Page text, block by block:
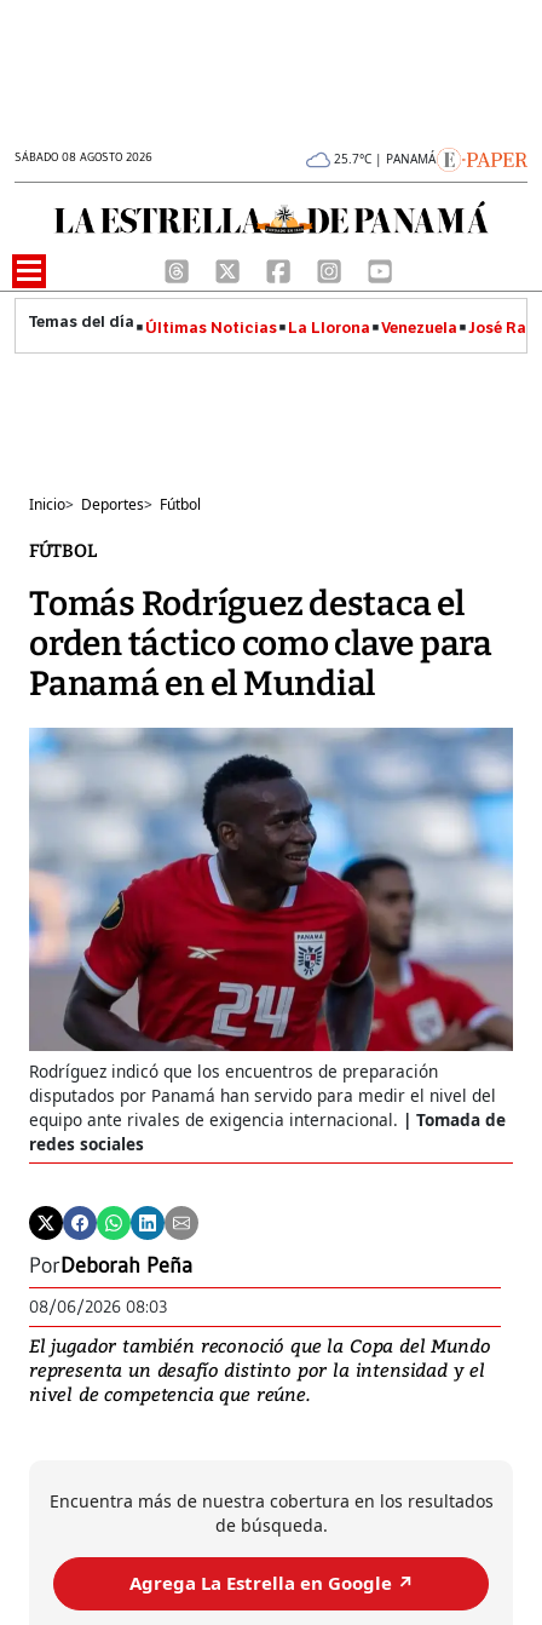
SÁBADO 08 AGOSTO 2026 25.7°C | PANAMÁ
Últimas Noticias La Llorona Venezuela José
Inicio> Deportes> Fútbol
FÚTBOL
Tomás Rodríguez destaca el
orden táctico como clave para
Panamá en el Mundial
Rodríguez indicó que los encuentros de preparación
disputados por Panamá han servido para medir el nivel del
equipo ante rivales de exigencia internacional.
Tomada de
redes sociales
PorDeborah Peña
08/06/2026 08:03
El jugador también reconoció que la Copa del Mundo
representa un desafío distinto por la intensidad y el
nivel de competencia que reúne.
Encuentra más de nuestra cobertura en los resultados
de búsqueda.
Agrega La Estrella en Google ↗️